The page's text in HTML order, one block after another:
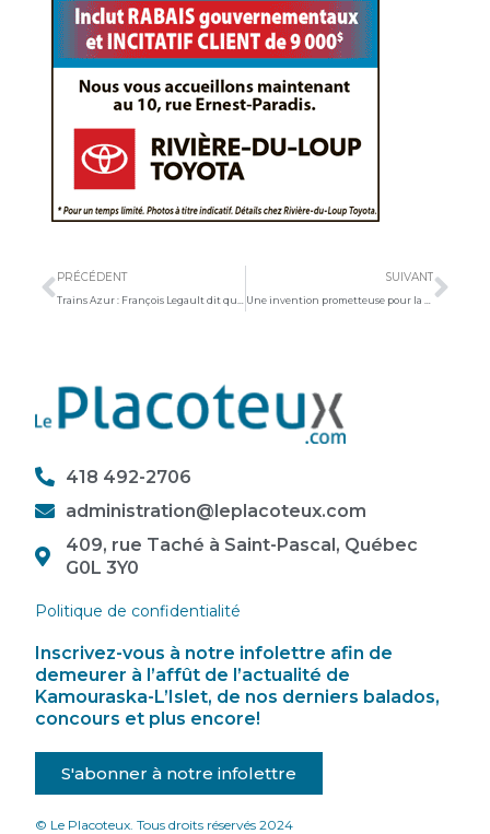
PRÉCÉDENT
Trains Azur : François Legault dit que Philippe Couillard « vient de voir la lumière »
SUIVANT
Une invention prometteuse pour la sécurité à motoneige
418 492-2706
administration@leplacoteux.com
409, rue Taché à Saint-Pascal, Québec
G0L 3Y0
Politique de confidentialité
Inscrivez-vous à notre infolettre afin de
demeurer à l’affût de l’actualité de
Kamouraska-L’Islet, de nos derniers balados,
concours et plus encore!
S'abonner à notre infolettre
© Le Placoteux. Tous droits réservés 2024